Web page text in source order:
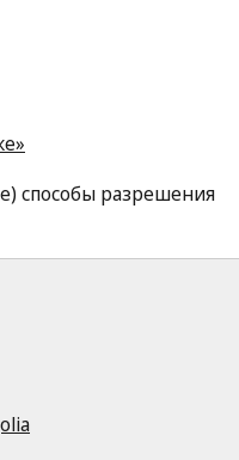
способы разрешения